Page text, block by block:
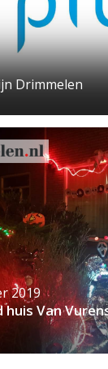
Drimmelen
2019
huis Van